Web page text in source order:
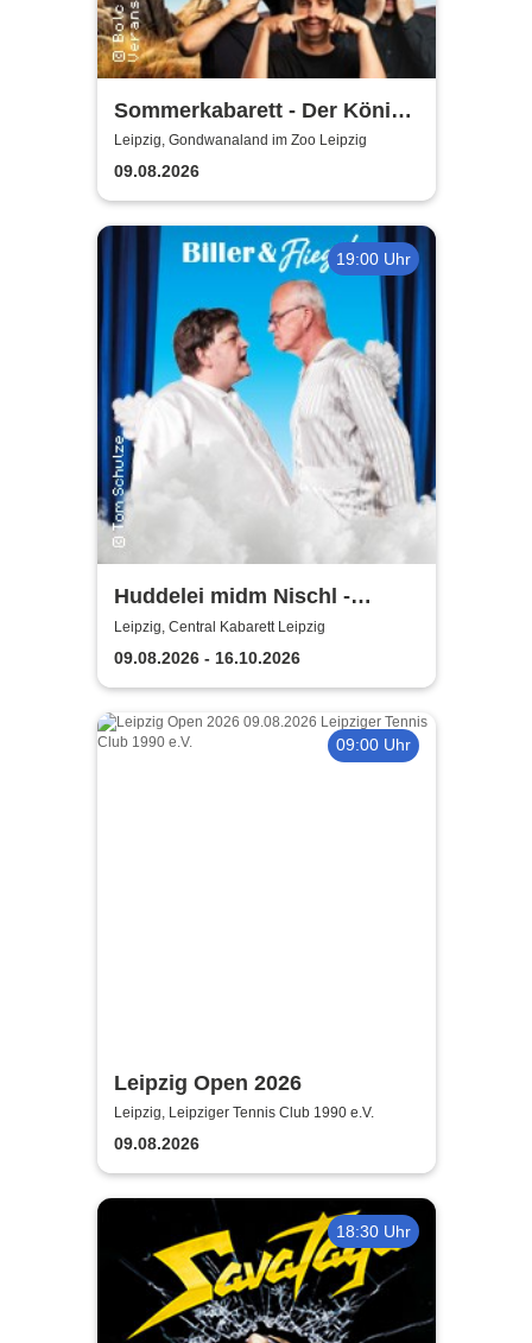
Sommerkabarett - Der König
der Blöden 2 | Central
Kabarett Leipzig
Leipzig, Gondwanaland im Zoo Leipzig
09.08.2026
19:00 Uhr
Huddelei midm Nischl -
Central Kabarett Leipzig
Leipzig, Central Kabarett Leipzig
09.08.2026 - 16.10.2026
09:00 Uhr
Leipzig Open 2026
Leipzig, Leipziger Tennis Club 1990 e.V.
09.08.2026
18:30 Uhr